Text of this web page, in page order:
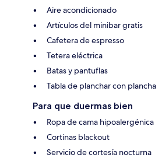
Aire acondicionado
Artículos del minibar gratis
Cafetera de espresso
Tetera eléctrica
Batas y pantuflas
Tabla de planchar con plancha
Para que duermas bien
Ropa de cama hipoalergénica
Cortinas blackout
Servicio de cortesía nocturna